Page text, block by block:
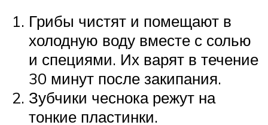
Грибы чистят и помещают в
холодную воду вместе с солью
и специями. Их варят в течение
30 минут после закипания.
Зубчики чеснока режут на
тонкие пластинки.